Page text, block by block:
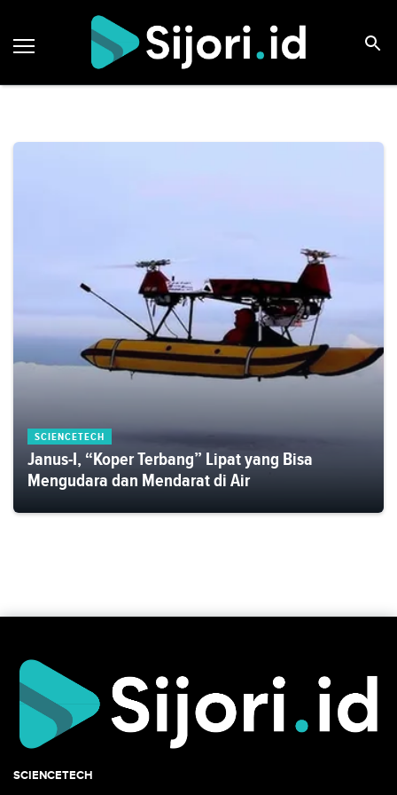
SCIENCETECH
Janus-I, “Koper Terbang” Lipat yang Bisa
Mengudara dan Mendarat di Air
SCIENCETECH